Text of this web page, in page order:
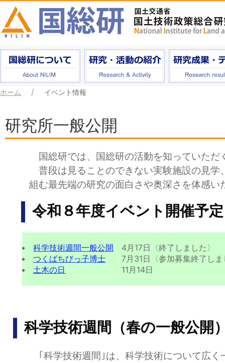
ホーム イベント情報
研究所一般公開
国総研では、国総研の活動を知っていただ
普段は見ることのできない実験施設の見学
組む最先端の研究の面白さや奥深さを体感
令和８年度イベント開催予定
科学技術週間一般公開 4月17日〈終了しました〉
つくばちびっ子博士 7月31日〈参加募集終了しま
土木の日
11月14日
科学技術週間（春の一般公開
｢科学技術週間｣は、科学技術について広